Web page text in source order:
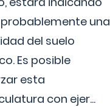
una
del suelo
Es posible
esta
con ejer...